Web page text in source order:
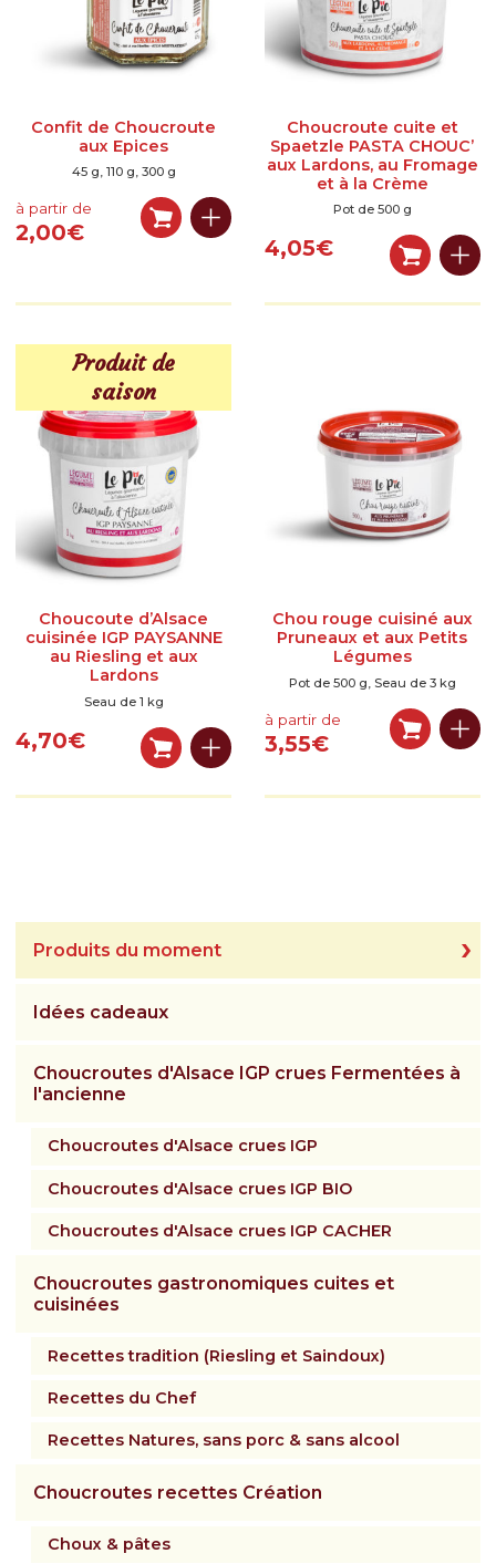
Actualités
Inscrivez-vous à notre newsletter gourmande
Confit de Choucroute
aux Epices
45 g, 110 g, 300 g
à partir de
2,00€
Choucroute cuite et
Spaetzle PASTA CHOUC’
aux Lardons, au Fromage
et à la Crème
Pot de 500 g
4,05€
Produit de
saison
Choucoute d’Alsace
cuisinée IGP PAYSANNE
au Riesling et aux
Lardons
Seau de 1 kg
4,70€
Chou rouge cuisiné aux
Pruneaux et aux Petits
Légumes
Pot de 500 g, Seau de 3 kg
à partir de
3,55€
Produits du moment
Idées cadeaux
Choucroutes d'Alsace IGP crues Fermentées à
l'ancienne
Choucroutes d'Alsace crues IGP
Choucroutes d'Alsace crues IGP BIO
Choucroutes d'Alsace crues IGP CACHER
Choucroutes gastronomiques cuites et
cuisinées
Recettes tradition (Riesling et Saindoux)
Recettes du Chef
Recettes Natures, sans porc & sans alcool
Choucroutes recettes Création
Choux & pâtes